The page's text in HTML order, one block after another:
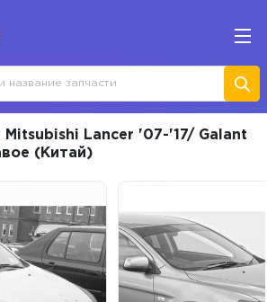
Lancer '07-'17/ Galant
(Китай)